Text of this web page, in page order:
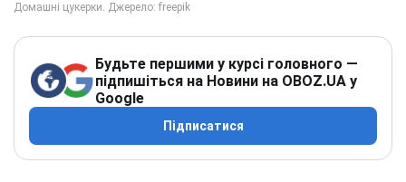
Будьте першими у курсі головного —
підпишіться на Новини на OBOZ.UA у
Google
Підписатися